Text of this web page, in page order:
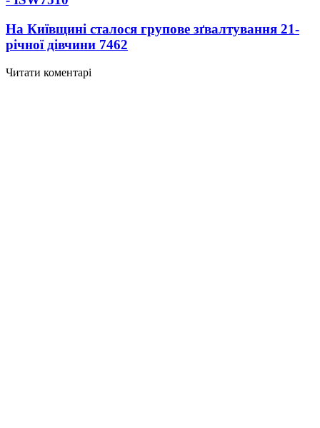
На Київщині сталося групове зґвалтування 21-
річної дівчини 7462
Читати коментарі